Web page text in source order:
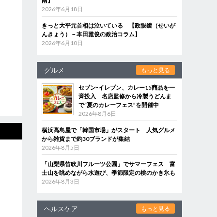
2026年6月18日
きっと大平元首相は泣いている 【政眼鏡（せいが
んきょう）－本田雅俊の政治コラム】
2026年6月10日
グルメ もっと見る
セブン‐イレブン、カレー15商品を一
斉投入 名店監修から冷製うどんま
で“夏のカレーフェス”を開催中
2026年8月6日
横浜高島屋で「韓国市場」がスタート 人気グルメ
から雑貨まで約30ブランドが集結
2026年8月5日
「山梨県笛吹川フルーツ公園」でサマーフェス 富
士山を眺めながら水遊び、季節限定の桃のかき氷も
2026年8月3日
ヘルスケア もっと見る